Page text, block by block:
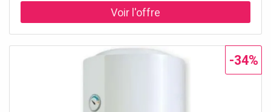
une capacité de 100 litres et une installation verticale, ce
chauffe-eau est conçu pour répondre aux besoins des
assurant une réserve d'eau toujours prête à l'emploi.
Capacité de 100 litres pour une gestion optimale de la
consommation. Installation verticale pour une utilisation
intégration facile dans n'importe quel système. ISEA
-34%